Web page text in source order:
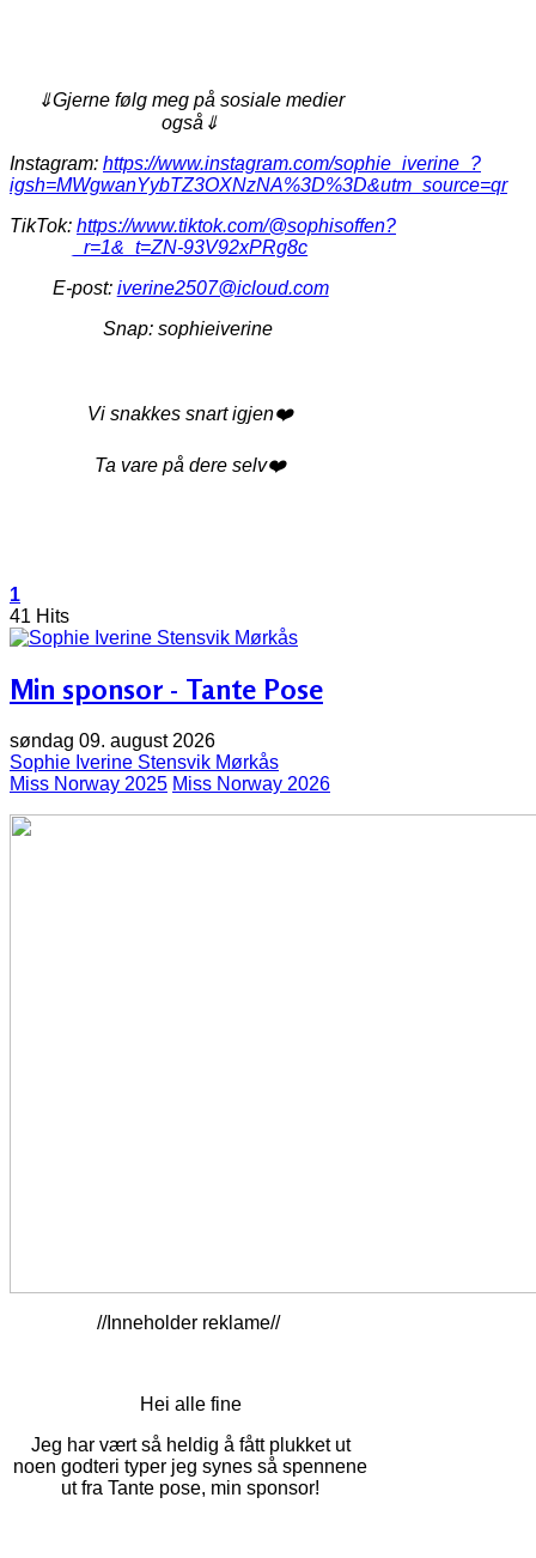
⇓Gjerne følg meg på sosiale medier
også⇓
Instagram: https://www.instagram.com/sophie_iverine_?
igsh=MWgwanYybTZ3OXNzNA%3D%3D&utm_source=qr
TikTok: https://www.tiktok.com/@sophisoffen?
_r=1&_t=ZN-93V92xPRg8c
E-post: iverine2507@icloud.com
Snap: sophieiverine
Vi snakkes snart igjen❤️
Ta vare på dere selv❤️
1
41 Hits
Min sponsor - Tante Pose
søndag 09. august 2026
Sophie Iverine Stensvik Mørkås
Miss Norway 2025 Miss Norway 2026
//Inneholder reklame//
Hei alle fine
Jeg har vært så heldig å fått plukket ut
noen godteri typer jeg synes så spennene
ut fra Tante pose, min sponsor!